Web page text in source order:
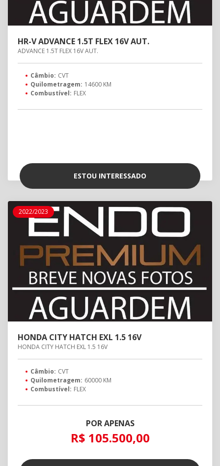
HR-V ADVANCE 1.5T FLEX 16V AUT.
ADVANCE 1.5T FLEX 16V AUT.
Câmbio: CVT
Quilometragem: 14600 KM
Combustível: FLEX
ESTOU INTERESSADO
2022/2023
HONDA CITY HATCH EXL 1.5 16V
HONDA CITY HATCH EXL 1.5 16V
Câmbio: CVT
Quilometragem: 60000 KM
Combustível: FLEX
POR APENAS
R$ 105.500,00